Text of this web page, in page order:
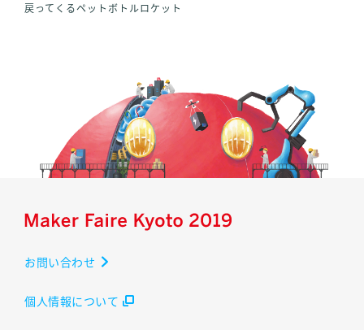
戻ってくるペットボトルロケット
お問い合わせ
個人情報について